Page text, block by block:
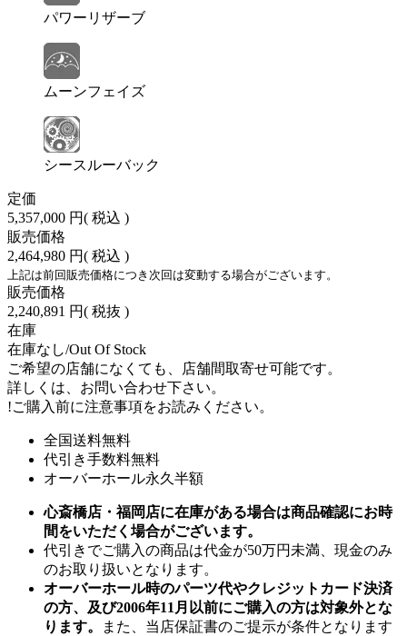
パワーリザーブ
ムーンフェイズ
シースルーバック
定価
5,357,000 円( 税込 )
販売価格
2,464,980 円( 税込 )
上記は前回販売価格につき次回は変動する場合がございます。
販売価格
2,240,891 円( 税抜 )
在庫
在庫なし/Out Of Stock
ご希望の店舗になくても、店舗間取寄せ可能です。
詳しくは、お問い合わせ下さい。
!ご購入前に注意事項をお読みください。
全国送料無料
代引き手数料無料
オーバーホール永久半額
心斎橋店・福岡店に在庫がある場合は商品確認にお時
間をいただく場合がございます。
代引きでご購入の商品は代金が50万円未満、現金のみ
のお取り扱いとなります。
オーバーホール時のパーツ代やクレジットカード決済
の方、及び2006年11月以前にご購入の方は対象外とな
ります。
また、当店保証書のご提示が条件となります